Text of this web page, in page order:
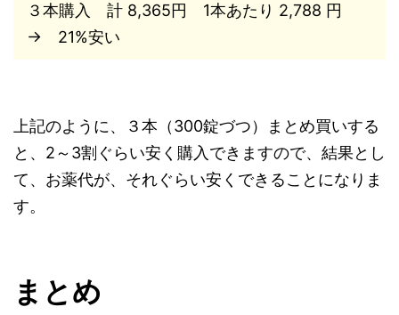
３本購入 計 8,365円 1本あたり 2,788 円
→ 21%安い
上記のように、３本（300錠づつ）まとめ買いする
と、2～3割ぐらい安く購入できますので、結果とし
て、お薬代が、それぐらい安くできることになりま
す。
まとめ